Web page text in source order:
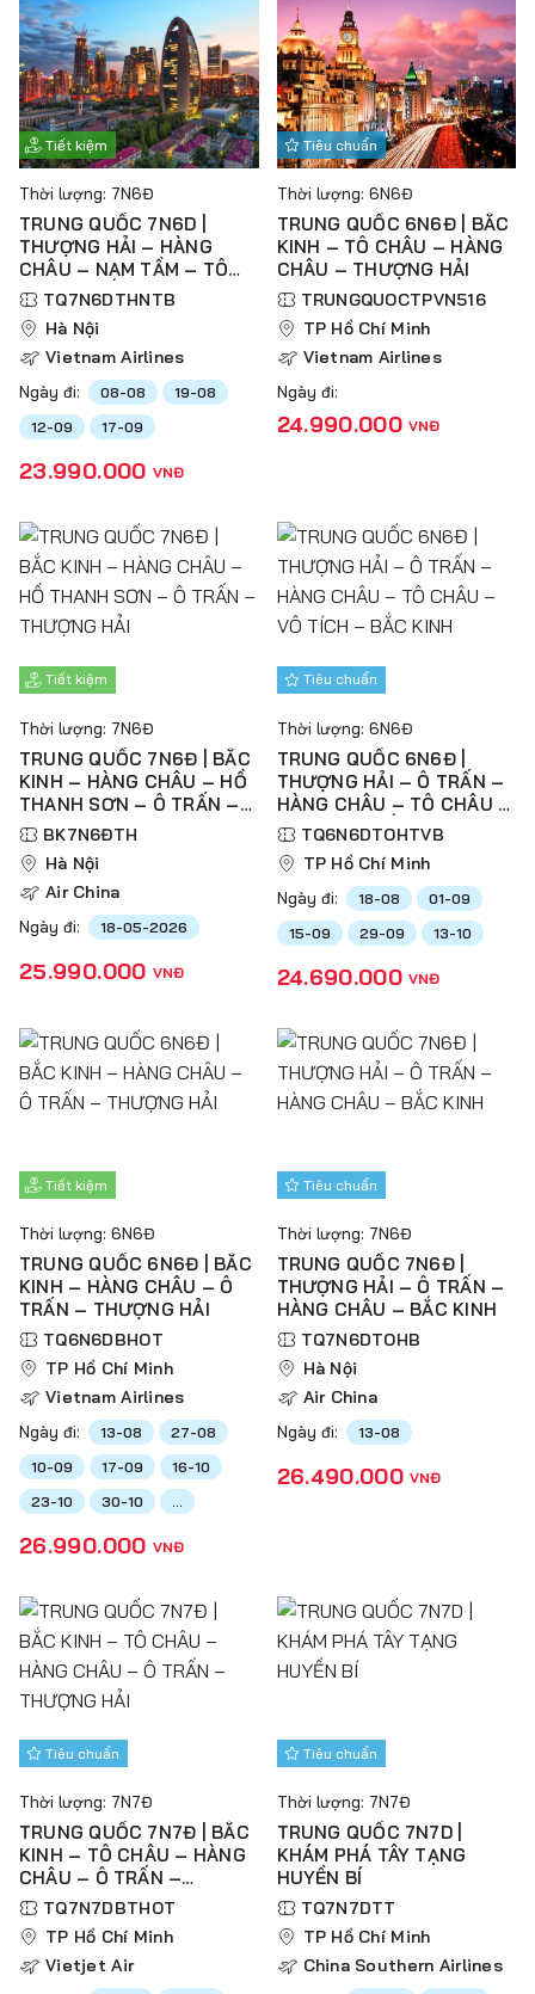
Tiết kiệm
Thời lượng: 7N6Đ
TRUNG QUỐC 7N6D |
THƯỢNG HẢI – HÀNG
CHÂU – NAM TẦM – TÔ
CHÂU – BẮC KINH
TQ7N6DTHNTB
Hà Nội
Vietnam Airlines
Ngày đi: 08-08
19-08
12-09
17-09
23.990.000 VNĐ
Tiêu chuẩn
Thời lượng: 6N6Đ
TRUNG QUỐC 6N6Đ | BẮC
KINH – TÔ CHÂU – HÀNG
CHÂU – THƯỢNG HẢI
TRUNGQUOCTPVN516
TP Hồ Chí Minh
Vietnam Airlines
Ngày đi:
24.990.000 VNĐ
Tiết kiệm
Thời lượng: 7N6Đ
TRUNG QUỐC 7N6Đ | BẮC
KINH – HÀNG CHÂU – HỒ
THANH SƠN – Ô TRẤN –
THƯỢNG HẢI
BK7N6ĐTH
Hà Nội
Air China
Ngày đi: 18-05-2026
25.990.000 VNĐ
Tiêu chuẩn
Thời lượng: 6N6Đ
TRUNG QUỐC 6N6Đ |
THƯỢNG HẢI – Ô TRẤN –
HÀNG CHÂU – TÔ CHÂU –
VÔ TÍCH – BẮC KINH
TQ6N6DTOHTVB
TP Hồ Chí Minh
Ngày đi: 18-08
01-09
15-09
29-09 13-10
24.690.000 VNĐ
Tiết kiệm
Thời lượng: 6N6Đ
TRUNG QUỐC 6N6Đ | BẮC
KINH – HÀNG CHÂU – Ô
TRẤN – THƯỢNG HẢI
TQ6N6DBHOT
TP Hồ Chí Minh
Vietnam Airlines
Ngày đi: 13-08
27-08
10-09
17-09
16-10
23-10
30-10 ...
26.990.000 VNĐ
Tiêu chuẩn
Thời lượng: 7N6Đ
TRUNG QUỐC 7N6Đ |
THƯỢNG HẢI – Ô TRẤN –
HÀNG CHÂU – BẮC KINH
TQ7N6DTOHB
Hà Nội
Air China
Ngày đi: 13-08
26.490.000 VNĐ
Tiêu chuẩn
Thời lượng: 7N7Đ
TRUNG QUỐC 7N7Đ | BẮC
KINH – TÔ CHÂU – HÀNG
CHÂU – Ô TRẤN –
THƯỢNG HẢI
TQ7N7DBTHOT
TP Hồ Chí Minh
Vietjet Air
Tiêu chuẩn
Thời lượng: 7N7Đ
TRUNG QUỐC 7N7D |
KHÁM PHÁ TÂY TẠNG
HUYỀN BÍ
TQ7N7DTT
TP Hồ Chí Minh
China Southern Airlines